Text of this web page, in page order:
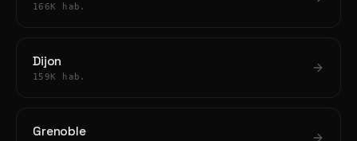
166K hab.
Dijon
159K hab.
Grenoble